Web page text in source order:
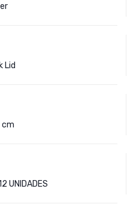
Lid
cm
UNIDADES